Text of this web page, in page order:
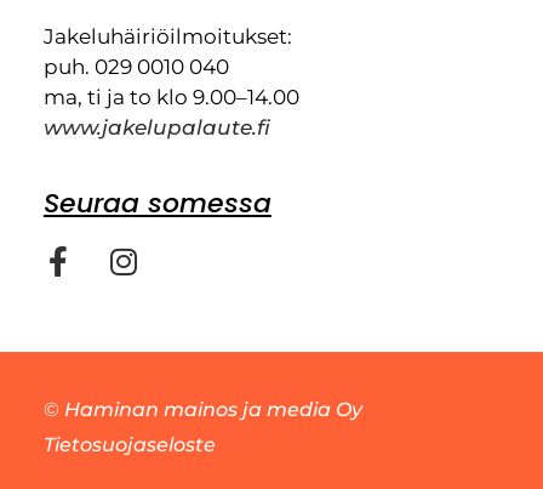
Jakeluhäiriöilmoitukset:
puh. 029 0010 040
ma, ti ja to klo 9.00–14.00
www.jakelupalaute.fi
Seuraa somessa
© Haminan mainos ja media Oy
Tietosuojaseloste